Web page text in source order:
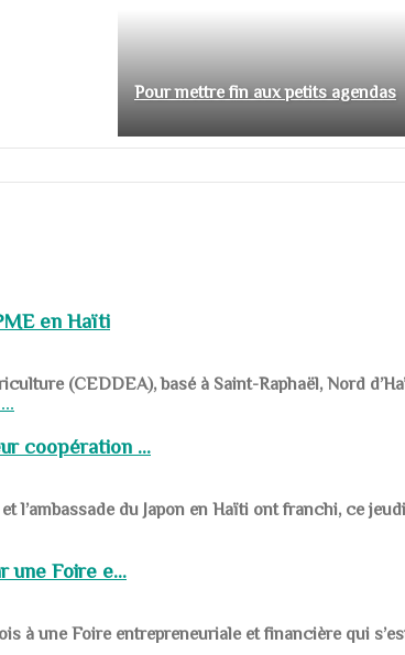
Pour mettre fin aux petits agendas
en Haïti
(CEDDEA), basé à Saint-Raphaël, Nord
coopération ...
l’ambassade du Japon en Haïti ont franchi, ce
une Foire e...
une Foire entrepreneuriale et financière qui